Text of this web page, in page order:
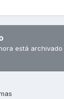
está